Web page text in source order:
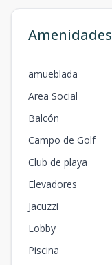
Amenidades
amueblada
Area Social
Balcón
Campo de Golf
Club de playa
Elevadores
Jacuzzi
Lobby
Piscina